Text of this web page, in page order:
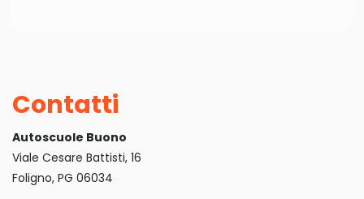
Contatti
Autoscuole Buono
Viale Cesare Battisti, 16
Foligno, PG 06034